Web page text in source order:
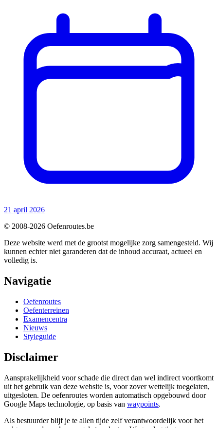
21 april 2026
© 2008-2026 Oefenroutes.be
Deze website werd met de grootst mogelijke zorg samengesteld. Wij
kunnen echter niet garanderen dat de inhoud accuraat, actueel en
volledig is.
Navigatie
Oefenroutes
Oefenterreinen
Examencentra
Nieuws
Styleguide
Disclaimer
Aansprakelijkheid voor schade die direct dan wel indirect voortkomt
uit het gebruik van deze website is, voor zover wettelijk toegelaten,
uitgesloten. De oefenroutes worden automatisch opgebouwd door
Google Maps technologie, op basis van waypoints.
Als bestuurder blijf je te allen tijde zelf verantwoordelijk voor het